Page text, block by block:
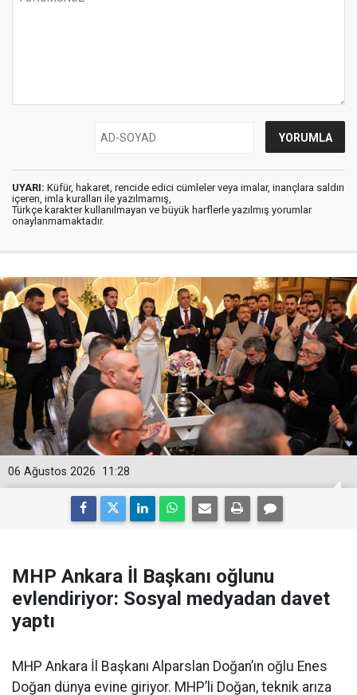
UYARI: Küfür, hakaret, rencide edici cümleler veya imalar, inançlara saldırı
içeren, imla kuralları ile yazılmamış,
Türkçe karakter kullanılmayan ve büyük harflerle yazılmış yorumlar
onaylanmamaktadır.
11:28
06 Ağustos 2026
MHP Ankara İl Başkanı oğlunu
evlendiriyor: Sosyal medyadan davet
yaptı
MHP Ankara İl Başkanı Alparslan Doğan’ın oğlu Enes
Doğan dünya evine giriyor. MHP’li Doğan, teknik arıza